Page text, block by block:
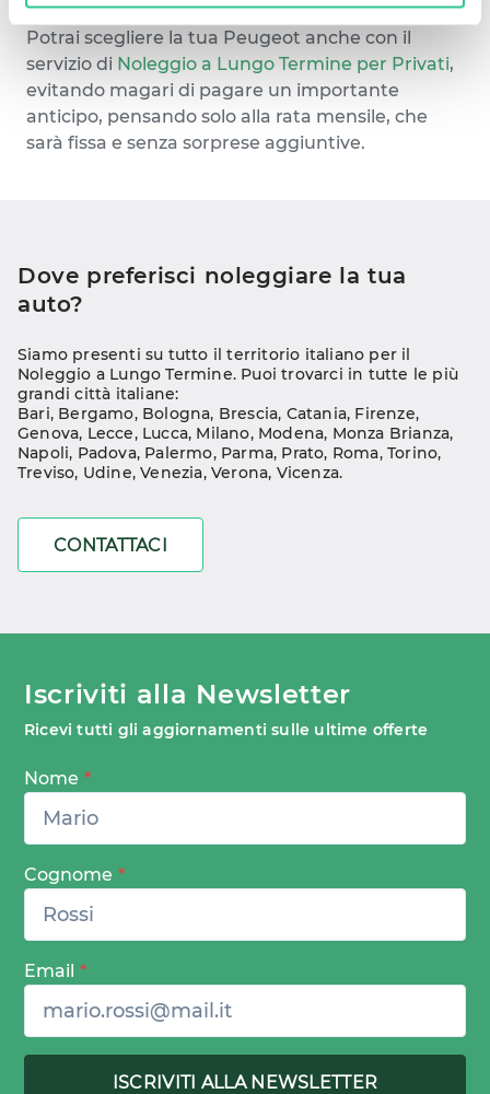
vantaggi fiscali e gestionali.
Potrai scegliere la tua Peugeot anche con il
servizio di Noleggio a Lungo Termine per Privati,
evitando magari di pagare un importante
anticipo, pensando solo alla rata mensile, che
sarà fissa e senza sorprese aggiuntive.
Dove preferisci noleggiare la tua
auto?
Siamo presenti su tutto il territorio italiano per il
Noleggio a Lungo Termine. Puoi trovarci in tutte le più
grandi città italiane:
Bari, Bergamo, Bologna, Brescia, Catania, Firenze
Genova, Lecce, Lucca, Milano, Modena, Monza Brianza
Napoli, Padova, Palermo, Parma, Prato, Roma, Torino
Treviso, Udine, Venezia, Verona, Vicenza.
CONTATTACI
Iscriviti alla Newsletter
Ricevi tutti gli aggiornamenti sulle ultime offerte
Nome *
Cognome *
Email *